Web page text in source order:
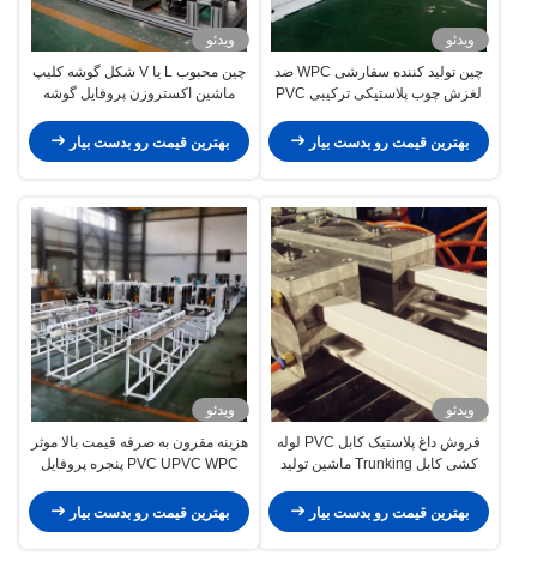
ویدئو
چین تولید کننده سفارشی WPC ضد
لغزش چوب پلاستیکی ترکیبی PVC
سازی کف سازی
بهترین قیمت رو بدست بیار
ویدئو
چین محبوب L یا V شکل گوشه کلیپ
ماشین اکستروزن پروفایل گوشه
فروش
بهترین قیمت رو بدست بیار
ویدئو
فروش داغ پلاستیک کابل PVC لوله
کشی کابل Trunking ماشین تولید
ضربه
بهترین قیمت رو بدست بیار
ویدئو
هزینه مقرون به صرفه قیمت بالا موثر
PVC UPVC WPC پنجره پروفایل
پلاستیکی ماشین ساخت پروفایل
بهترین قیمت رو بدست بیار